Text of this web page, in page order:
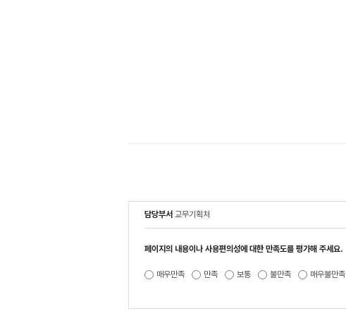
담당부서 교무기획처
페이지의 내용이나 사용편의성에 대한 만족도를 평가해 주세요.
매우만족 만족 보통 불만족 매우불만족